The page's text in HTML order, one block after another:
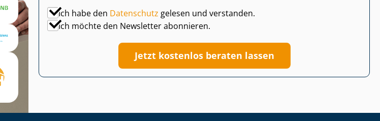
Ich habe den Datenschutz gelesen und verstanden.
Ich möchte den Newsletter abonnieren.
Jetzt kostenlos beraten lassen